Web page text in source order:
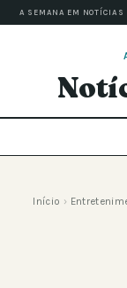
A SEMANA EM NOTÍCIAS
Início ›